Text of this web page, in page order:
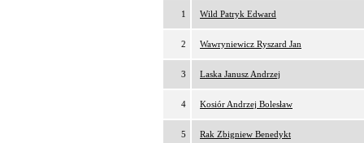
1 Wild Patryk Edward
2 Wawryniewicz Ryszard Jan
3 Laska Janusz Andrzej
4 Kosiór Andrzej Bolesław
5 Rak Zbigniew Benedykt